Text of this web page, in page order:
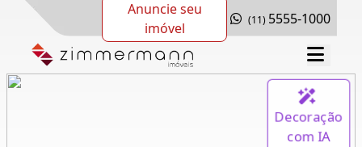
Anuncie seu
imóvel
(11) 5555-1000
Decoração
com IA